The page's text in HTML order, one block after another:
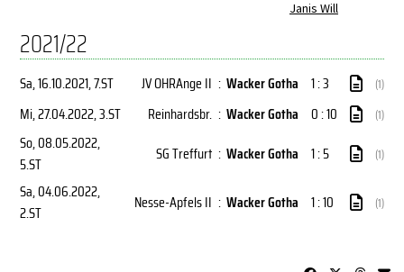
Janis Will
2021/22
Sa, 16.10.2021, 7.ST JV OHRAnge II : Wacker Gotha 1 : 3 (1)
Mi, 27.04.2022, 3.ST Reinhardsbr. : Wacker Gotha 0 : 10 (1)
So, 08.05.2022,
5.ST
SG Treffurt : Wacker Gotha 1 : 5 (1)
Sa, 04.06.2022,
2.ST
Nesse-Apfels II : Wacker Gotha 1 : 10 (1)